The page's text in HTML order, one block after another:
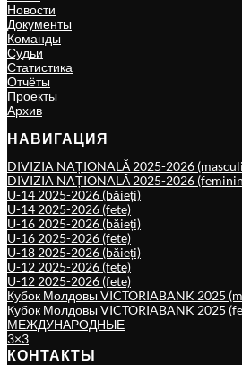
Новости
Документы
Команды
Судьи
Статистика
Отчёты
Проекты
Архив
НАВИГАЦИЯ
DIVIZIA NAȚIONALĂ 2025-2026
DIVIZIA NAȚIONALĂ 2025-2026
U-14 2025-2026 (băieți)
U-14 2025-2026 (fete)
U-16 2025-2026 (băieți)
U-16 2025-2026 (fete)
U-18 2025-2026 (băieți)
U-12 2025-2026 (fete)
U-12 2025-2026 (fete)
Кубок Молдовы VICTORIABANK 2025
Кубок Молдовы VICTORIABANK 2025
МЕЖДУНАРОДНЫЕ
3×3
КОНТАКТЫ